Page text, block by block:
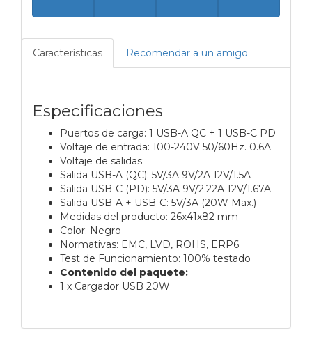
Características Recomendar a un amigo
Especificaciones
Puertos de carga: 1 USB-A QC + 1 USB-C PD
Voltaje de entrada: 100-240V 50/60Hz. 0.6A
Voltaje de salidas:
Salida USB-A (QC): 5V/3A 9V/2A 12V/1.5A
Salida USB-C (PD): 5V/3A 9V/2.22A 12V/1.67A
Salida USB-A + USB-C: 5V/3A (20W Max.)
Medidas del producto: 26x41x82 mm
Color: Negro
Normativas: EMC, LVD, ROHS, ERP6
Test de Funcionamiento: 100% testado
Contenido del paquete:
1 x Cargador USB 20W